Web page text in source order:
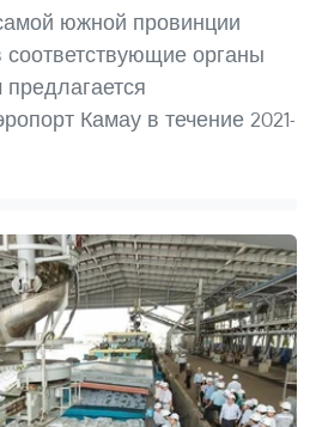
южной провинции
органы
Камау в течение 2021-